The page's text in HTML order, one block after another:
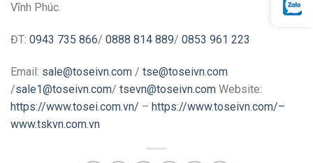
Vĩnh Phúc.
ĐT: 0943 735 866/ 0888 814 889/ 0853 961 223
Email: sale@toseivn.com / tse@toseivn.com
/sale1@toseivn.com/ tsevn@toseivn.com Website:
https://www.tosei.com.vn/ – https://www.toseivn.com/–
www.tskvn.com.vn